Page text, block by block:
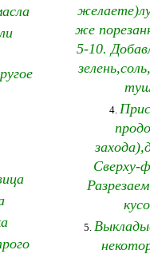
же
5-10.
Сверху-